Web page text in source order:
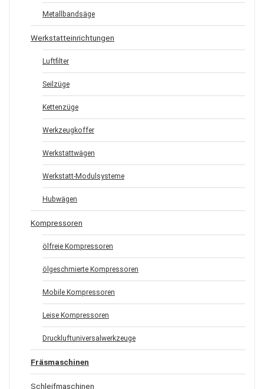
Metallbandsäge
Werkstatteinrichtungen
Luftfilter
Seilzüge
Kettenzüge
Werkzeugkoffer
Werkstattwägen
Werkstatt-Modulsysteme
Hubwägen
Kompressoren
ölfreie Kompressoren
ölgeschmierte Kompressoren
Mobile Kompressoren
Leise Kompressoren
Druckluftuniversalwerkzeuge
Fräsmaschinen
Schleifmaschinen